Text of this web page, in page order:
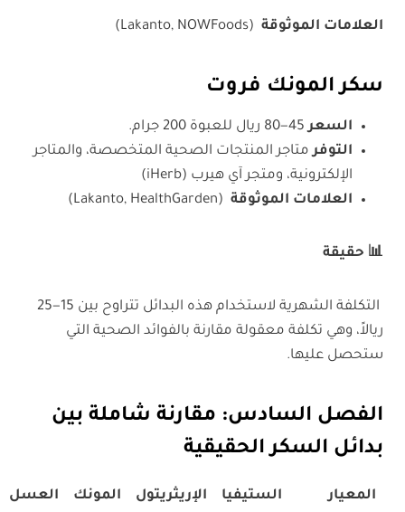
العلامات الموثوقة (Lakanto, NOWFoods)
سكر المونك فروت
السعر45−80 ريال للعبوة 200 جرام.
التوفرمتاجر المنتجات الصحية المتخصصة، والمتاجر
الإلكترونية، ومتجر آي هيرب (iHerb)
العلامات الموثوقة (Lakanto, HealthGarden)
📊 حقيقة
التكلفة الشهرية لاستخدام هذه البدائل تتراوح بين 15−25
ريالاً، وهي تكلفة معقولة مقارنة بالفوائد الصحية التي
ستحصل عليها.
الفصل السادس: مقارنة شاملة بين
بدائل السكر الحقيقية
المعيار الستيفيا الإريثريتول
المونك
العسل